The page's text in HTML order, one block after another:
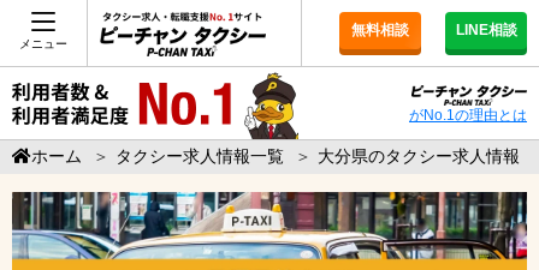
メニュー
無料相談 LINE相談
がNo.1の理由とは
ホーム ＞ タクシー求人情報一覧 ＞ 大分県のタクシー求人情報